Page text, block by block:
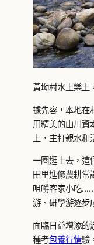
黃坳村水上樂土
據先容，本地在
用精美的山川資
土，主打親水和
一圈逛上去，這
田里進修農耕常
咀嚼客家小吃
游、研學游逐步
面臨日益增添的
種考包養行情驗